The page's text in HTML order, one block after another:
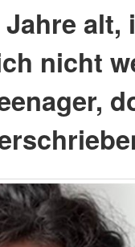
alt,
nicht